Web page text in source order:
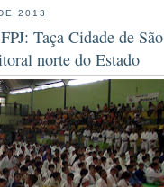
2013
Taça Cidade de São
norte do Estado